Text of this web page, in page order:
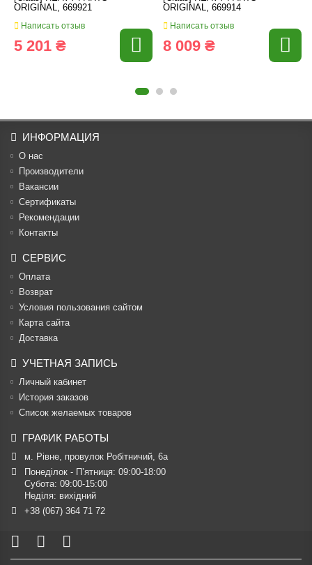
ORIGINAL, 669921
Написать отзыв
5 201 ₴
ORIGINAL, 669914
Написать отзыв
8 009 ₴
ИНФОРМАЦИЯ
О нас
Производители
Вакансии
Cертификаты
Рекомендации
Контакты
СЕРВИС
Оплата
Возврат
Условия пользования сайтом
Карта сайта
Доставка
УЧЕТНАЯ ЗАПИСЬ
Личный кабинет
История заказов
Список желаемых товаров
ГРАФИК РАБОТЫ
м. Рівне, провулок Робітничий, 6а
Понеділок - П’ятниця: 09:00-18:00
Субота: 09:00-15:00
Неділя: вихідний
+38 (067) 364 71 72